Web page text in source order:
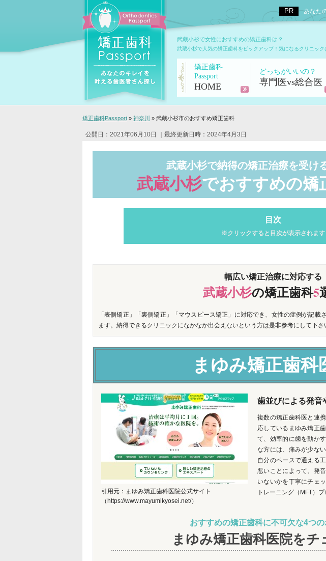
あなた
武蔵小杉で女性におすすめの矯正歯科は？
武蔵小杉で人気の矯正歯科をピックアップ！気になるクリニック
矯正歯科
Passport
HOME
どっちがいいの？
専門医vs総合医
矯正歯科Passport » 神奈川 » 武蔵小杉市のおすすめ矯正歯科
公開日：2021年06月10日 ｜最終更新日時：2024年4月3日
武蔵小杉で納得の矯正治療を受け
武蔵小杉でおすすめの矯
目次
※クリックすると目次が表示されます
幅広い矯正治療に対応する
武蔵小杉の矯正歯科5
「表側矯正」「裏側矯正」「マウスピース矯正」に対応でき、女性の症例が記
ます。納得できるクリニックになかなか出会えないという方は是非参考にして下さ
まゆみ矯正歯科
引用元：まゆみ矯正歯科医院公式サイト
（https://www.mayumikyosei.net/）
歯並びによる発音
複数の矯正歯科医と連
応しているまゆみ矯正
て、効率的に歯を動か
な方には、痛みが少な
自分のペースで通える
悪いことによって、発
いないかを丁寧にチェ
トレーニング（MFT）
おすすめの矯正歯科に不可欠な4つの
まゆみ矯正歯科医院をチ